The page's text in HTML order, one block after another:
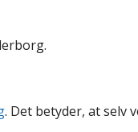
. Det betyder, at selv